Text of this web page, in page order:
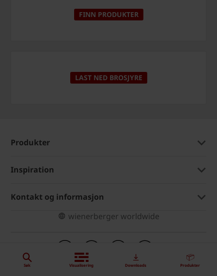
Søk Visualisering Downloads Produkter
FINN PRODUKTER
LAST NED BROSJYRE
Produkter
Inspiration
Kontakt og informasjon
wienerberger worldwide